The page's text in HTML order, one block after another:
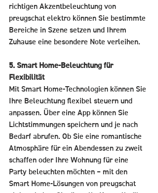
richtigen Akzentbeleuchtung von
preugschat elektro können Sie bestimmte
Bereiche in Szene setzen und Ihrem
Zuhause eine besondere Note verleihen.
5. Smart Home-Beleuchtung für
Flexibilität
Mit Smart Home-Technologien können Sie
Ihre Beleuchtung flexibel steuern und
anpassen. Über eine App können Sie
Lichtstimmungen speichern und je nach
Bedarf abrufen. Ob Sie eine romantische
Atmosphäre für ein Abendessen zu zweit
schaffen oder Ihre Wohnung für eine
Party beleuchten möchten – mit den
Smart Home-Lösungen von preugschat